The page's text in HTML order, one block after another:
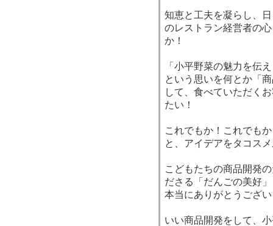
知恵と工夫を凝らし、
のレストラン経営者の
か！
「小平野菜の魅力を伝
という思いを何とか「
して、食べていただく
たい！
これでもか！これでも
と、アイデアをタコス
こどもたちの商品開発
ださる「だんごの美好
本当にありがとうござ
いい商品開発をして、